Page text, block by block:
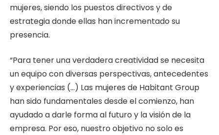
mujeres, siendo los puestos directivos y de
estrategia donde ellas han incrementado su
presencia.
“Para tener una verdadera creatividad se necesita
un equipo con diversas perspectivas, antecedentes
y experiencias (…) Las mujeres de Habitant Group
han sido fundamentales desde el comienzo, han
ayudado a darle forma al futuro y la visión de la
empresa. Por eso, nuestro objetivo no solo es